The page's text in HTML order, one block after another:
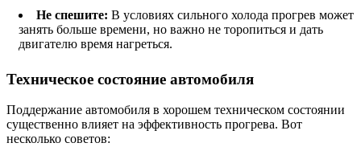
Не спешите: В условиях сильного холода прогрев может
занять больше времени, но важно не торопиться и дать
двигателю время нагреться.
Техническое состояние автомобиля
Поддержание автомобиля в хорошем техническом состоянии
существенно влияет на эффективность прогрева. Вот
несколько советов: